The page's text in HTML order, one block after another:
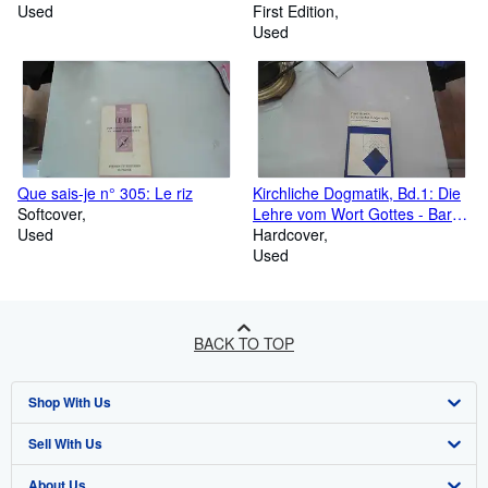
Used
First Edition
Used
Que sais-je n° 305: Le riz
Softcover
Used
Kirchliche Dogmatik, Bd.1: Die
Lehre vom Wort Gottes - Barth,
Karl
Hardcover
Used
BACK TO TOP
Shop With Us
Advanced Search
Sell With Us